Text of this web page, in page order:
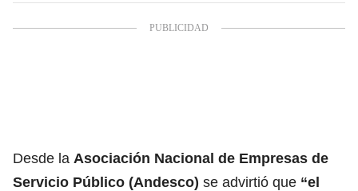
Desde la Asociación Nacional de Empresas de
Servicio Público (Andesco) se advirtió que “el